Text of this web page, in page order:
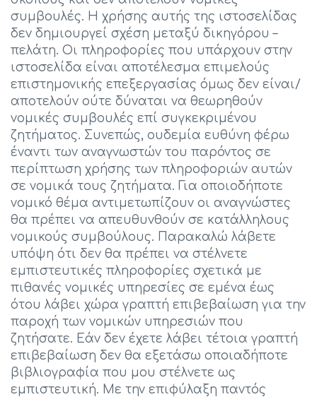
συμβουλές. Η χρήσης αυτής της ιστοσελίδας
δεν δημιουργεί σχέση μεταξύ δικηγόρου –
πελάτη. Οι πληροφορίες που υπάρχουν στην
ιστοσελίδα είναι αποτέλεσμα επιμελούς
επιστημονικής επεξεργασίας όμως δεν είναι/
αποτελούν ούτε δύναται να θεωρηθούν
νομικές συμβουλές επί συγκεκριμένου
ζητήματος. Συνεπώς, ουδεμία ευθύνη φέρω
έναντι των αναγνωστών του παρόντος σε
περίπτωση χρήσης των πληροφοριών αυτών
σε νομικά τους ζητήματα. Για οποιοδήποτε
νομικό θέμα αντιμετωπίζουν οι αναγνώστες
θα πρέπει να απευθυνθούν σε κατάλληλους
νομικούς συμβούλους. Παρακαλώ λάβετε
υπόψη ότι δεν θα πρέπει να στέλνετε
εμπιστευτικές πληροφορίες σχετικά με
πιθανές νομικές υπηρεσίες σε εμένα έως
ότου λάβει χώρα γραπτή επιβεβαίωση για την
παροχή των νομικών υπηρεσιών που
ζητήσατε. Εάν δεν έχετε λάβει τέτοια γραπτή
επιβεβαίωση δεν θα εξετάσω οποιαδήποτε
βιβλιογραφία που μου στέλνετε ως
εμπιστευτική. Με την επιφύλαξη παντός